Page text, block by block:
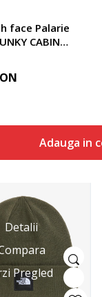
face Palarie
CABIN
Adauga in
Detalii
Pregled